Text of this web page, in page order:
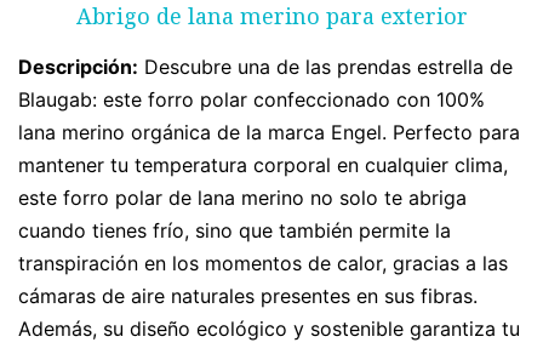
Abrigo de lana merino para exterior
Descripción: Descubre una de las prendas estrella de
Blaugab: este forro polar confeccionado con 100%
lana merino orgánica de la marca Engel. Perfecto para
mantener tu temperatura corporal en cualquier clima,
este forro polar de lana merino no solo te abriga
cuando tienes frío, sino que también permite la
transpiración en los momentos de calor, gracias a las
cámaras de aire naturales presentes en sus fibras.
Además, su diseño ecológico y sostenible garantiza tu